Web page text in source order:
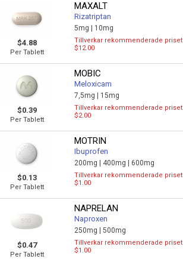
$4.88
Per Tablett
MAXALT
Rizatriptan
5mg | 10mg
Tillverkar rekommenderade priset
$12.00
$0.39
Per Tablett
MOBIC
Meloxicam
7,5mg | 15mg
Tillverkar rekommenderade priset
$2.00
$0.13
Per Tablett
MOTRIN
Ibuprofen
200mg | 400mg | 600mg
Tillverkar rekommenderade priset
$1.00
$0.47
Per Tablett
NAPRELAN
Naproxen
250mg |500mg
Tillverkar rekommenderade priset
$1.00